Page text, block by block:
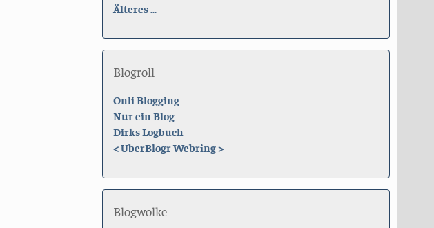
Älteres ...
Blogroll
Onli Blogging
Nur ein Blog
Dirks Logbuch
<UberBlogr Webring>
Blogwolke